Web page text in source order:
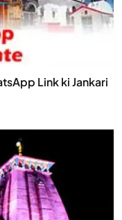
Link ki Jankari